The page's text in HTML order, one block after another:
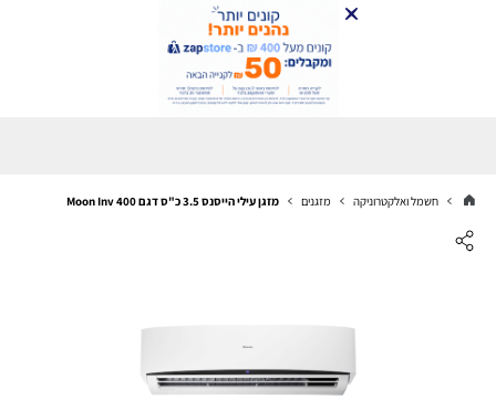
חשמל ואלקטרוניקה מזגנים מזגן עילי הייסנס 3.5 כ"ס דגם Moon Inv 400